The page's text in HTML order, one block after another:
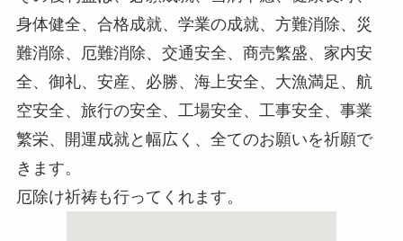
身体健全、合格成就、学業の成就、方難消除、災
難消除、厄難消除、交通安全、商売繁盛、家内安
全、御礼、安産、必勝、海上安全、大漁満足、航
空安全、旅行の安全、工場安全、工事安全、事業
繁栄、開運成就と幅広く、全てのお願いを祈願で
きます。
厄除け祈祷も行ってくれます。